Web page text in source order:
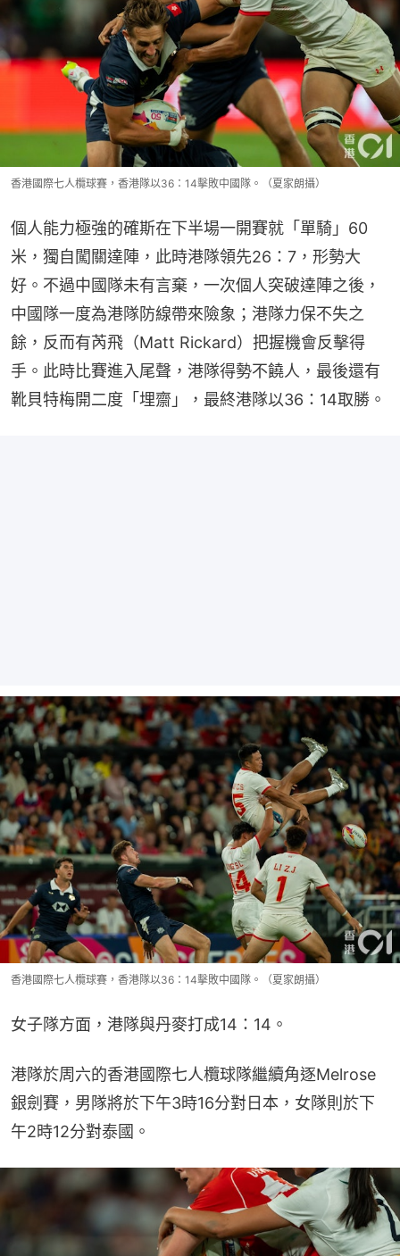
香港國際七人欖球賽，香港隊以36：14擊敗中國隊。（夏家朗攝）
個人能力極強的確斯在下半場一開賽就「單騎」60
米，獨自闖關達陣，此時港隊領先26：7，形勢大
好。不過中國隊未有言棄，一次個人突破達陣之後，
中國隊一度為港隊防線帶來險象；港隊力保不失之
餘，反而有芮飛（Matt Rickard）把握機會反擊得
手。此時比賽進入尾聲，港隊得勢不饒人，最後還有
靴貝特梅開二度「埋齋」，最終港隊以36：14取勝。
香港國際七人欖球賽，香港隊以36：14擊敗中國隊。（夏家朗攝）
女子隊方面，港隊與丹麥打成14：14。
港隊於周六的香港國際七人欖球隊繼續角逐Melrose
銀劍賽，男隊將於下午3時16分對日本，女隊則於下
午2時12分對泰國。